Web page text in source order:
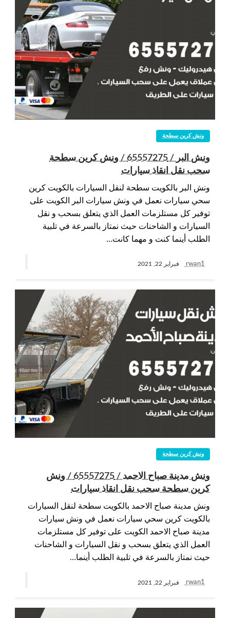
ونش كرين سطحة
ونش البر / 65557275 / ونش كرين سطحة
سحب نقل انقاذ سيارات
ونش البر بالكويت سطحة لنقل السيارات بالكويت كرين
سحي سيارات نعمل في ونش سيارات البر الكويت على
توفير كل مستلزمات العمل الذي يتعلق بسحب و نقل
السيارات و الشاحنات حيث نمتاز بالسرعة في تلبية
الطلب أينما كنت و مهما كانت…
rwan1 فبراير 22, 2021
ونش كرين سطحة
ونش مدينة صباح الاحمد / 65557275 / ونش
كرين سطحة سحب نقل انقاذ سيارات
ونش مدينة صباح الاحمد بالكويت سطحة لنقل السيارات
بالكويت كرين سحي سيارات نعمل في ونش سيارات
مدينة صباح الاحمد الكويت على توفير كل مستلزمات
العمل الذي يتعلق بسحب و نقل السيارات و الشاحنات
حيث نمتاز بالسرعة في تلبية الطلب أينما…
rwan1 فبراير 22, 2021